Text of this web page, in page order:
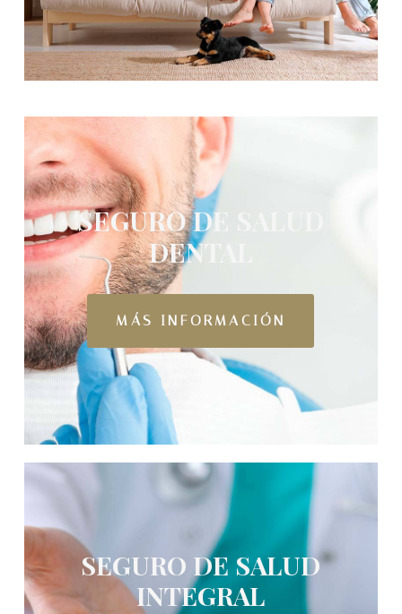
SEGURO DE SALUD
DENTAL
MÁS INFORMACIÓN
SEGURO DE SALUD
INTEGRAL